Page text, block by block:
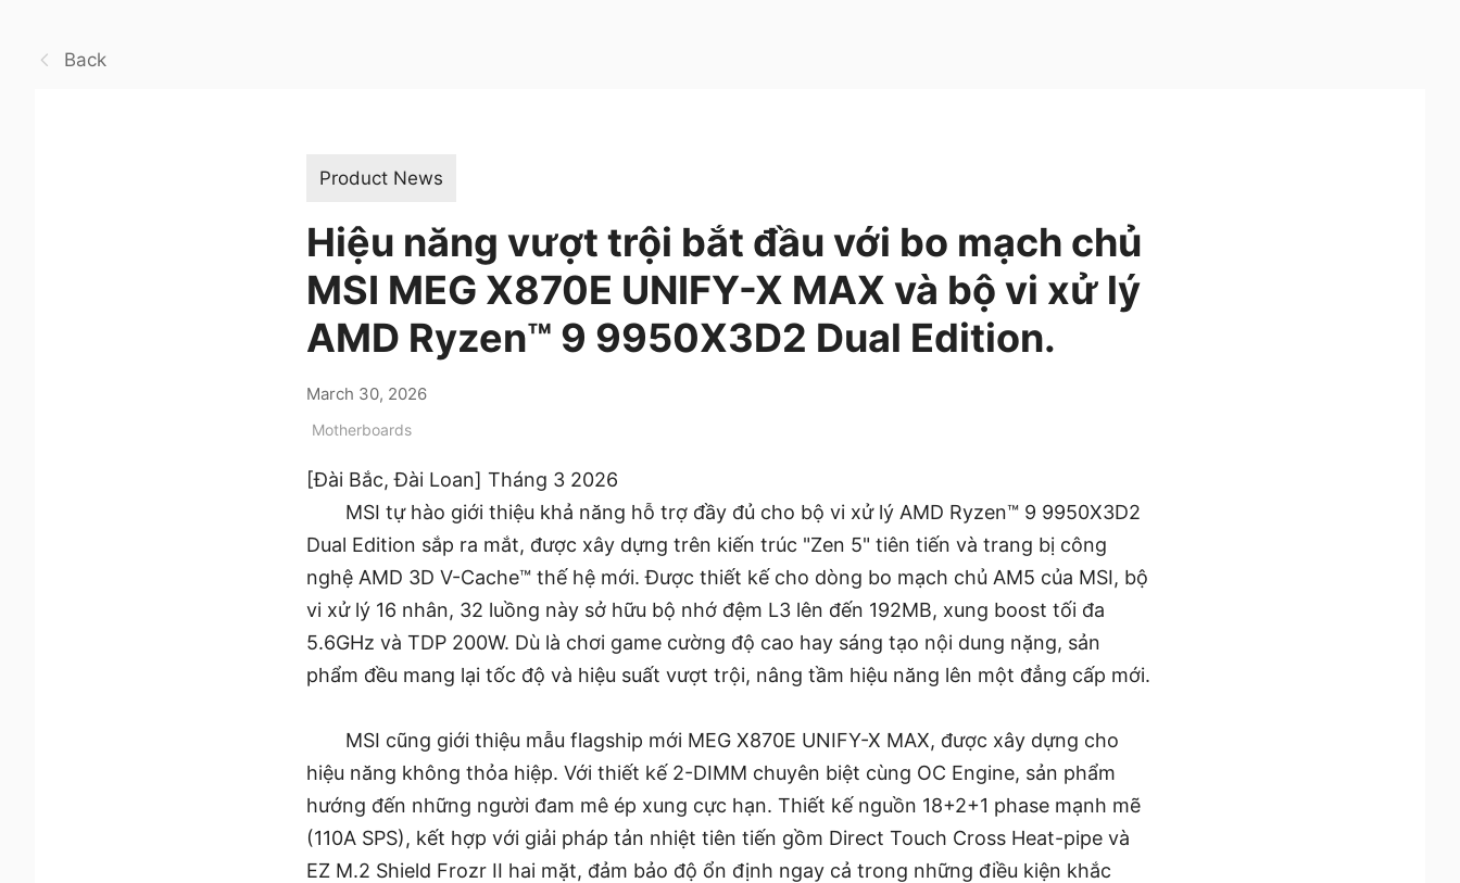
Back
Product News
Hiệu năng vượt trội bắt đầu với bo mạch chủ
MSI MEG X870E UNIFY-X MAX và bộ vi xử lý
AMD Ryzen™ 9 9950X3D2 Dual Edition.
March 30, 2026
Motherboards
[Đài Bắc, Đài Loan] Tháng 3 2026
MSI tự hào giới thiệu khả năng hỗ trợ đầy đủ cho bộ vi xử lý AMD Ryzen™ 9 9950X3D2
Dual Edition sắp ra mắt, được xây dựng trên kiến trúc "Zen 5" tiên tiến và trang bị công
nghệ AMD 3D V-Cache™ thế hệ mới. Được thiết kế cho dòng bo mạch chủ AM5 của MSI, bộ
vi xử lý 16 nhân, 32 luồng này sở hữu bộ nhớ đệm L3 lên đến 192MB, xung boost tối đa
5.6GHz và TDP 200W. Dù là chơi game cường độ cao hay sáng tạo nội dung nặng, sản
phẩm đều mang lại tốc độ và hiệu suất vượt trội, nâng tầm hiệu năng lên một đẳng cấp mới.
MSI cũng giới thiệu mẫu flagship mới MEG X870E UNIFY-X MAX, được xây dựng cho
hiệu năng không thỏa hiệp. Với thiết kế 2-DIMM chuyên biệt cùng OC Engine, sản phẩm
hướng đến những người đam mê ép xung cực hạn. Thiết kế nguồn 18+2+1 phase mạnh mẽ
(110A SPS), kết hợp với giải pháp tản nhiệt tiên tiến gồm Direct Touch Cross Heat-pipe và
EZ M.2 Shield Frozr II hai mặt, đảm bảo độ ổn định ngay cả trong những điều kiện khắc